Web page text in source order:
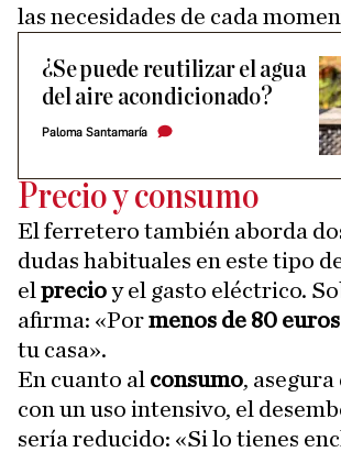
las necesidades de cada
¿Se puede reutilizar el agua
del aire acondicionado?
Paloma Santamaría
Precio y consumo
El ferretero también aborda
dudas habituales en este tipo
el precioy el gasto eléctrico.
afirma: «Pormenos de 80 euros
tu casa».
En cuanto al consumo,
con un uso intensivo, el
sería reducido: «Si lo tienes